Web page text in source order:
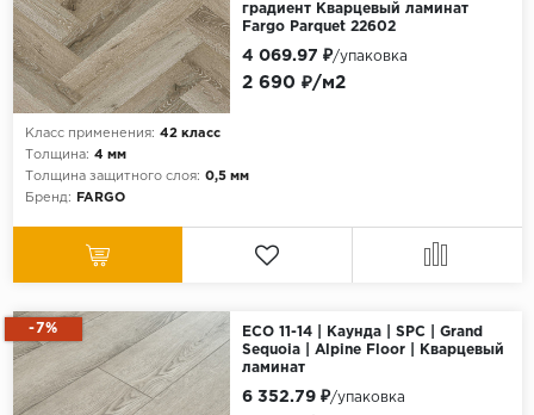
градиент Кварцевый ламинат
Fargo Parquet 22602
Класс применения: 42 класс
Толщина: 4 мм
Толщина защитного слоя: 0,5 мм
Бренд:
FARGO
2 690 ₽/м2
4 069.97 ₽/упаковка
-7%
ECO 11-14 | Каунда | SPC | Grand
Sequoia | Alpine Floor | Кварцевый
ламинат
6 352.79 ₽/упаковка